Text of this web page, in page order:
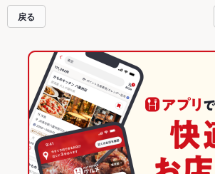
も、会社の宴会にも、デートやパーティーにもお得
ルメをご利用ください。
戻る